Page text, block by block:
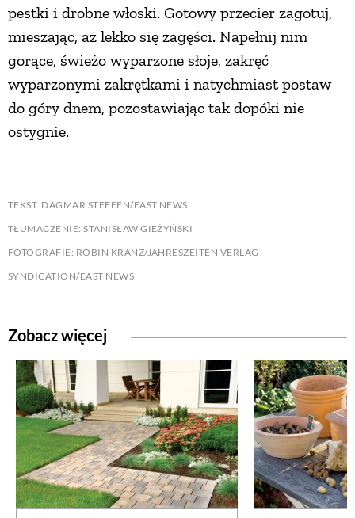
pestki i drobne włoski. Gotowy przecier zagotuj,
mieszając, aż lekko się zagęści. Napełnij nim
gorące, świeżo wyparzone słoje, zakręć
wyparzonymi zakrętkami i natychmiast postaw
do góry dnem, pozostawiając tak dopóki nie
ostygnie.
TEKST: DAGMAR STEFFEN/EAST NEWS
TŁUMACZENIE: STANISŁAW GIEŻYŃSKI
FOTOGRAFIE: ROBIN KRANZ/JAHRESZEITEN VERLAG
SYNDICATION/EAST NEWS
Zobacz więcej